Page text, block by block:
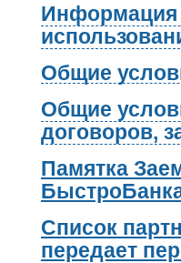
Информация
Общие
Общие
договоров,
Памятка
Список
передает